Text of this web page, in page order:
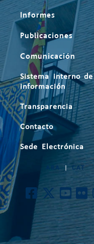
Informes
Publicaciones
Comunicación
Sistema interno de
información
Transparencia
Contacto
Sede Electrónica
|CAT